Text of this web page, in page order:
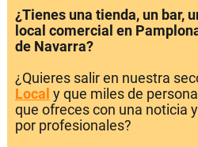
¿Tienes una tienda, un bar,
local comercial en
de Navarra?
¿Quieres salir en nuestra
Local y que miles de
que ofreces con una noticia
por profesionales?